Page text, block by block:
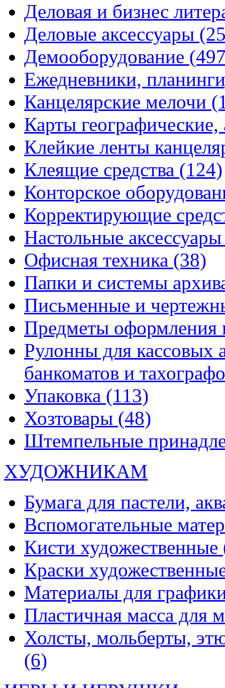
Деловая и бизнес
Деловые аксессуары
Демооборудование
Ежедневники,
Канцелярские мелочи
Карты
Клейкие ленты
Клеящие средства (124)
Конторское
Корректирующие
Настольные
Офисная техника (38)
Папки и системы
Письменные и
Предметы оформления
Рулонны для кассовых
банкоматов и
Упаковка (113)
Хозтовары (48)
Штемпельные
ХУДОЖНИКАМ
Бумага для пастели,
Вспомогательные
Кисти художественные
Краски
Материалы для
Пластичная масса для
Холсты, мольберты,
(6)